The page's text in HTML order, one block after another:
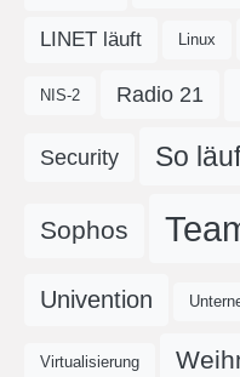
LINET läuft Linux
NIS-2 Radio 21
Security So
Sophos
Univention
Virtualisierung